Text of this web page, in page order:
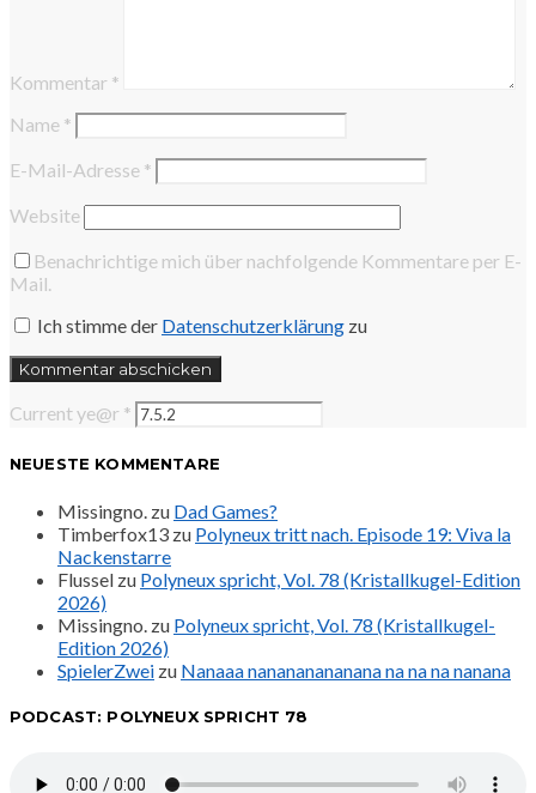
Kommentar *
Name *
E-Mail-Adresse *
Website
Benachrichtige mich über nachfolgende Kommentare per E-
Mail.
Ich stimme der Datenschutzerklärung zu
Current ye@r *
NEUESTE KOMMENTARE
Missingno. zu Dad Games?
Timberfox13 zu Polyneux tritt nach. Episode 19: Viva la
Nackenstarre
Flussel zu Polyneux spricht, Vol. 78 (Kristallkugel-Edition
2026)
Missingno. zu Polyneux spricht, Vol. 78 (Kristallkugel-
Edition 2026)
SpielerZwei zu Nanaaa nanananananana na na na nanana
PODCAST: POLYNEUX SPRICHT 78